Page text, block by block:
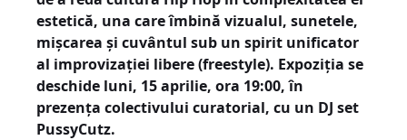
estetică, una care îmbină vizualul, sunetele,
mișcarea și cuvântul sub un spirit unificator
al improvizației libere (freestyle). Expoziția se
deschide luni, 15 aprilie, ora 19:00, în
prezența colectivului curatorial, cu un DJ set
PussyCutz.